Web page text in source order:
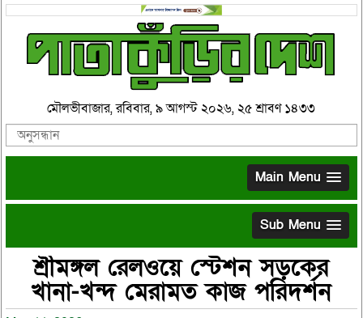
মৌলভীবাজার, রবিবার, ৯ আগস্ট ২০২৬, ২৫ শ্রাবণ ১৪৩৩
Main Menu
Sub Menu
শ্রীমঙ্গল রেলওয়ে স্টেশন সড়কের
খানা-খন্দ মেরামত কাজ পরিদর্শন